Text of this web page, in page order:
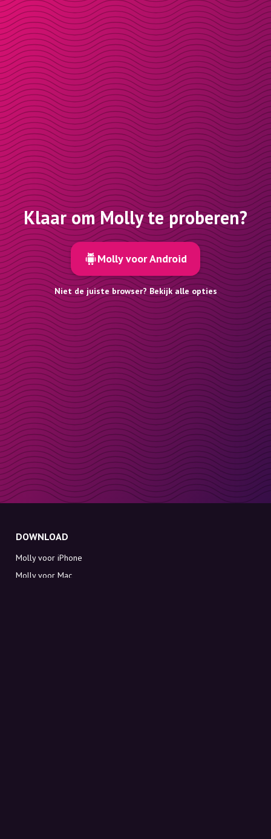
Klaar om Molly te proberen?
Molly voor Android
Niet de juiste browser? Bekijk alle opties
DOWNLOAD
Molly voor iPhone
Molly voor Mac